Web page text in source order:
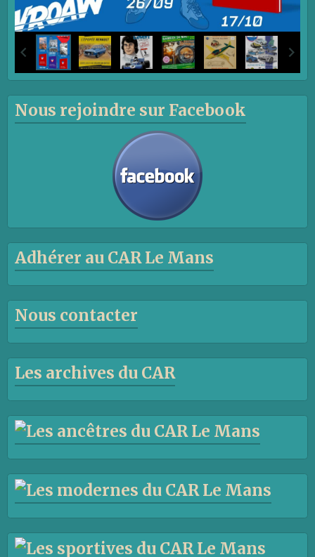
Nous rejoindre sur Facebook
Adhérer au CAR Le Mans
Nous contacter
Les archives du CAR